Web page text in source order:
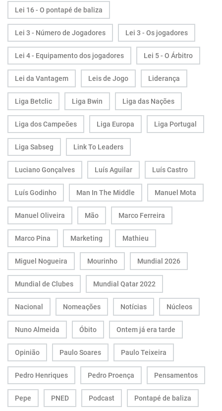
Lei 16 - O pontapé de baliza
Lei 3 - Número de Jogadores Lei 3 - Os jogadores
Lei 4 - Equipamento dos jogadores Lei 5 - O Árbitro
Lei da Vantagem Leis de Jogo Liderança
Liga Betclic Liga Bwin Liga das Nações
Liga dos Campeões Liga Europa Liga Portugal
Liga Sabseg Link To Leaders
Luciano Gonçalves Luís Aguilar Luís Castro
Luís Godinho Man In The Middle Manuel Mota
Manuel Oliveira Mão Marco Ferreira
Marco Pina Marketing Mathieu
Miguel Nogueira Mourinho Mundial 2026
Mundial de Clubes Mundial Qatar 2022
Nacional Nomeações Notícias Núcleos
Nuno Almeida Óbito Ontem já era tarde
Opinião Paulo Soares Paulo Teixeira
Pedro Henriques Pedro Proença Pensamentos
Pepe PNED Podcast Pontapé de baliza